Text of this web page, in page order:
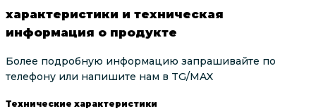
характеристики и техническая
информация о продукте
Более подробную информацию запрашивайте по
телефону или напишите нам в TG/MAX
Технические характеристики